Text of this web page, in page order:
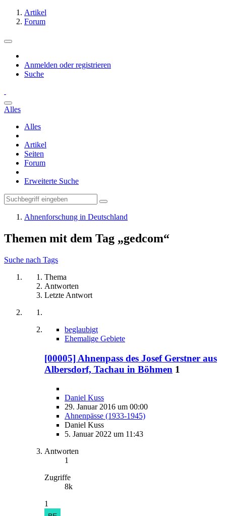
Artikel
Forum
Anmelden oder registrieren
Suche
Alles
Alles
Artikel
Seiten
Forum
Erweiterte Suche
Ahnenforschung in Deutschland
Themen mit dem Tag „gedcom“
Suche nach Tags
Thema
Antworten
Letzte Antwort
beglaubigt
Ehemalige Gebiete
[00005] Ahnenpass des Josef Gerstner aus
Albersdorf, Tachau in Böhmen 1
Daniel Kuss
29. Januar 2016 um 00:00
Ahnenpässe (1933-1945)
Daniel Kuss
5. Januar 2022 um 11:43
Antworten
1
Zugriffe
8k
1